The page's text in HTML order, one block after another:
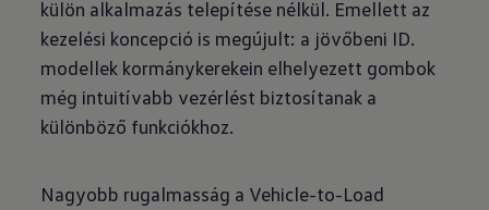
külön alkalmazás telepítése nélkül. Emellett az
kezelési koncepció is megújult: a jövőbeni ID.
modellek kormánykerekein elhelyezett gombok
még intuitívabb vezérlést biztosítanak a
különböző funkciókhoz.
Nagyobb rugalmasság a Vehicle-to-Load